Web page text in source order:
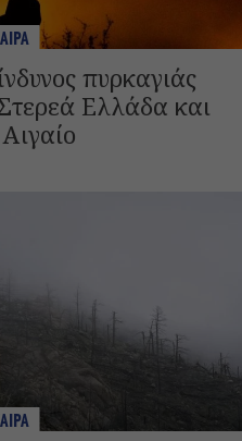
πυρκαγιάς
Ελλάδα και